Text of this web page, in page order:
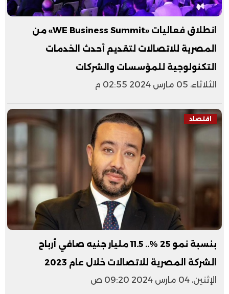
انطلاق فعاليات «WE Business Summit» من
المصرية للاتصالات لتقديم أحدث الخدمات
التكنولوجية للمؤسسات والشركات
الثلاثاء، 05 مارس 2024 02:55 م
اقتصاد
بنسبة نمو 25 %.. 11.5 مليار جنيه صافي أرباح
الشركة المصرية للاتصالات خلال عام 2023
الإثنين، 04 مارس 2024 09:20 ص